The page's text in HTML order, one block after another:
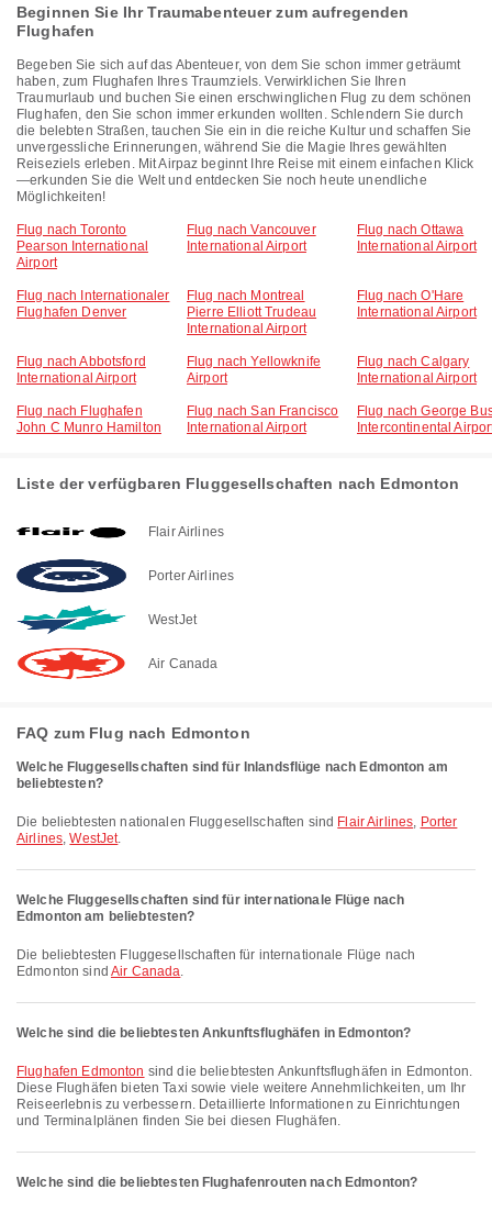
Beginnen Sie Ihr Traumabenteuer zum aufregenden
Flughafen
Begeben Sie sich auf das Abenteuer, von dem Sie schon immer geträumt
haben, zum Flughafen Ihres Traumziels. Verwirklichen Sie Ihren
Traumurlaub und buchen Sie einen erschwinglichen Flug zu dem schönen
Flughafen, den Sie schon immer erkunden wollten. Schlendern Sie durch
die belebten Straßen, tauchen Sie ein in die reiche Kultur und schaffen Sie
unvergessliche Erinnerungen, während Sie die Magie Ihres gewählten
Reiseziels erleben. Mit Airpaz beginnt Ihre Reise mit einem einfachen Klick
—erkunden Sie die Welt und entdecken Sie noch heute unendliche
Möglichkeiten!
Flug nach Toronto
Pearson International
Airport
Flug nach Vancouver
International Airport
Flug nach Ottawa
International Airport
Flug nach Internationaler
Flughafen Denver
Flug nach Montreal
Pierre Elliott Trudeau
International Airport
Flug nach O'Hare
International Airport
Flug nach Abbotsford
International Airport
Flug nach Yellowknife
Airport
Flug nach Calgary
International Airport
Flug nach Flughafen
John C Munro Hamilton
Flug nach San Francisco
International Airport
Flug nach George
Intercontinental
Liste der verfügbaren Fluggesellschaften nach Edmonton
Flair Airlines
Porter Airlines
WestJet
Air Canada
FAQ zum Flug nach Edmonton
Welche Fluggesellschaften sind für Inlandsflüge nach Edmonton am
beliebtesten?
Die beliebtesten nationalen Fluggesellschaften sind Flair Airlines, Porter
Airlines,WestJet.
Welche Fluggesellschaften sind für internationale Flüge nach
Edmonton am beliebtesten?
Die beliebtesten Fluggesellschaften für internationale Flüge nach
Edmonton sind Air Canada.
Welche sind die beliebtesten Ankunftsflughäfen in Edmonton?
Flughafen Edmonton sind die beliebtesten Ankunftsflughäfen in Edmonton.
Diese Flughäfen bieten Taxi sowie viele weitere Annehmlichkeiten, um Ihr
Reiseerlebnis zu verbessern. Detaillierte Informationen zu Einrichtungen
und Terminalplänen finden Sie bei diesen Flughäfen.
Welche sind die beliebtesten Flughafenrouten nach Edmonton?